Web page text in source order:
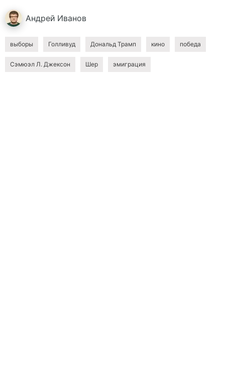
Андрей Иванов
выборы Голливуд Дональд Трамп кино победа
Сэмюэл Л. Джексон Шер эмиграция